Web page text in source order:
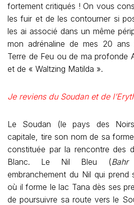
fortement critiqués ! On vous
les fuir et de les contourner si
les ai associé dans un même
mon adrénaline de mes 20 ans
Terre de Feu ou de ma profonde
et de « Waltzing Matilda ».
Je reviens du Soudan et de
Le Soudan (le pays des
capitale, tire son nom de sa forme
constituée par la rencontre des
Blanc. Le Nil Bleu (
embranchement du Nil qui prend
où il forme le lac Tana dès ses
de poursuivre sa route vers le